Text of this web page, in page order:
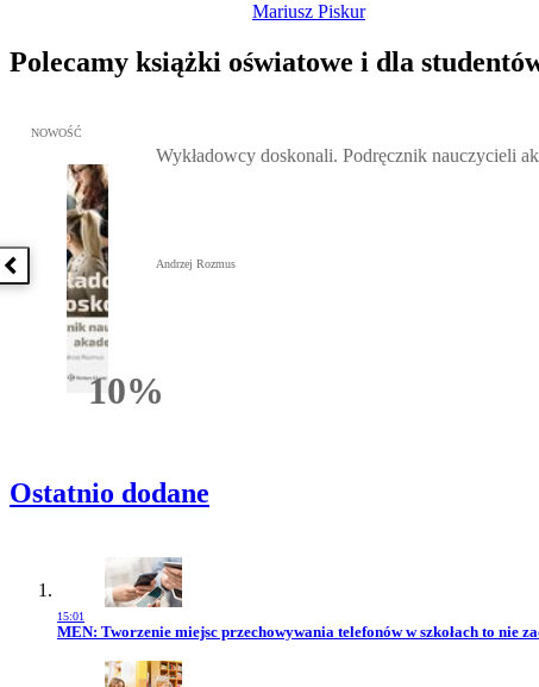
Mariusz Piskur
Polecamy książki oświatowe i dla
Poprzednia książka
Przejdź do: Wykładowcy doskonali. Podręcznik nauczycieli
NOWOŚĆ
10%Rabatu
Wykładowcy doskonali. Podręcznik nauczycieli
Andrzej Rozmus
Ostatnio dodane
15:01
Przejdź do artykułu:
MEN: Tworzenie miejsc przechowywania telefonów w szkołach to nie